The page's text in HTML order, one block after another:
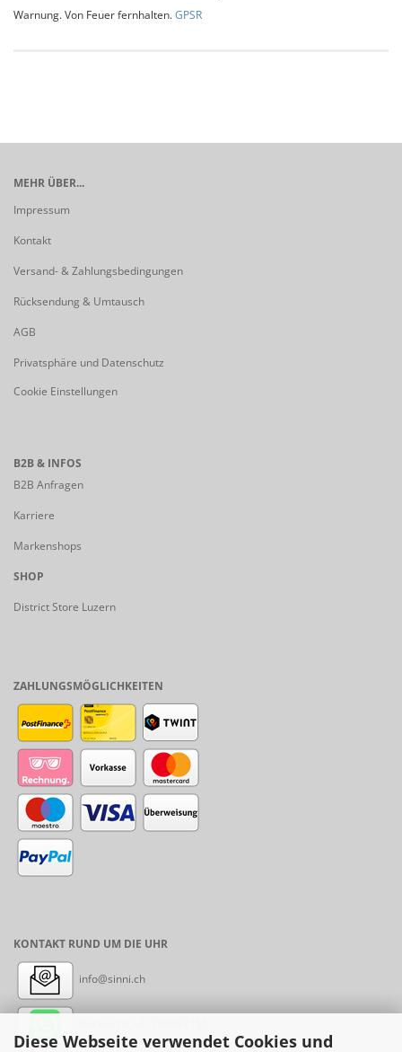
Diese Webseite verwendet Cookies und
Warnung. Von Feuer fernhalten.GPSR
MEHR ÜBER...
Impressum
Kontakt
Versand- & Zahlungsbedingungen
Rücksendung & Umtausch
AGB
Privatsphäre und Datenschutz
Cookie Einstellungen
B2B & INFOS
B2B Anfragen
Karriere
Markenshops
SHOP
District Store Luzern
ZAHLUNGSMÖGLICHKEITEN
KONTAKT RUND UM DIE UHR
info@sinni.ch